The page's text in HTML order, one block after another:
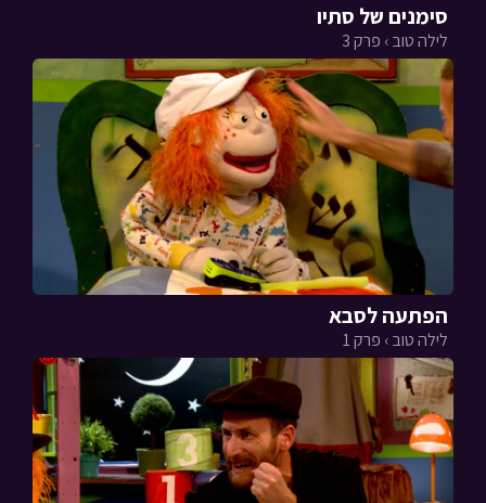
סימנים של סתיו
לילה טוב › פרק 3
הפתעה לסבא
לילה טוב › פרק 1